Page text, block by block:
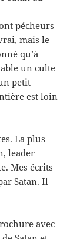
pécheurs
mais le
qu’à
un culte
petit
est loin
La plus
leader
Mes écrits
Satan. Il
avec